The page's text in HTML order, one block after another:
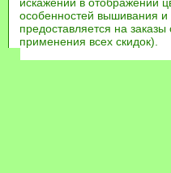
искажений в отображении
особенностей вышивания и
предоставляется на
применения всех скидок).